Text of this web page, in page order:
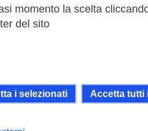
momento la scelta
del sito
i selezionati Accetta tutti
Creative Commons